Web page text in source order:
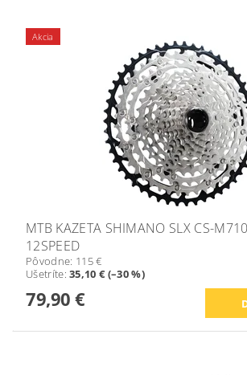
Akcia
MTB KAZETA SHIMANO SLX CS-
12SPEED
Pôvodne: 115 €
Ušetríte:35,10 € (–30 %)
79,90 €